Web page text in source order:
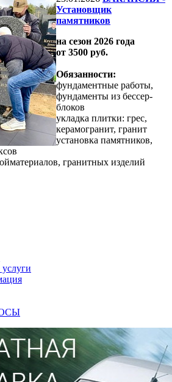
Установщик
памятников
на сезон 2026 года
от 3500 руб.
Обязанности:
фундаментные работы,
фундаменты из бессер-
блоков
укладка плитки: грес,
керамогранит, гранит
установка памятников,
гранитных изделий